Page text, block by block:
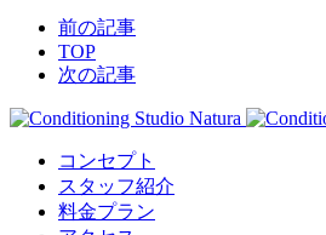
前の記事
TOP
次の記事
コンセプト
スタッフ紹介
料金プラン